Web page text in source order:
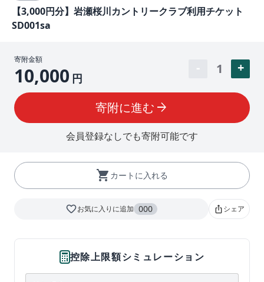
【3,000円分】岩瀬桜川カントリークラブ利用チケット
SD001sa
寄附金額
10,000 円
1
寄附に進む arrow_forward
会員登録なしでも寄附可能です
shopping_cart カートに入れる
favorite_borderお気に入りに追加 000 ios_shareシェア
控除上限額シミュレーション